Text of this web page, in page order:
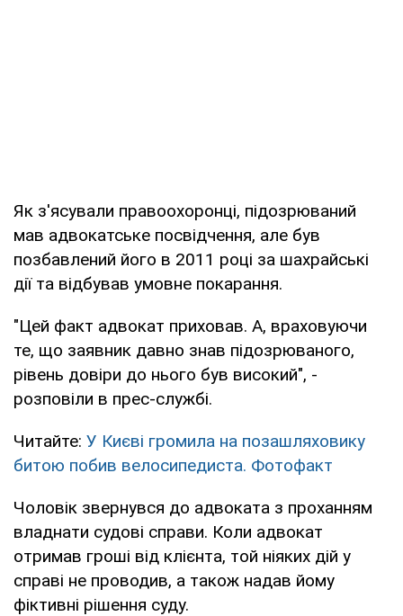
Як з'ясували правоохоронці, підозрюваний
мав адвокатське посвідчення, але був
позбавлений його в 2011 році за шахрайські
дії та відбував умовне покарання.
"Цей факт адвокат приховав. А, враховуючи
те, що заявник давно знав підозрюваного,
рівень довіри до нього був високий", -
розповіли в прес-службі.
Читайте: У Києві громила на позашляховику
битою побив велосипедиста. Фотофакт
Чоловік звернувся до адвоката з проханням
владнати судові справи. Коли адвокат
отримав гроші від клієнта, той ніяких дій у
справі не проводив, а також надав йому
фіктивні рішення суду.